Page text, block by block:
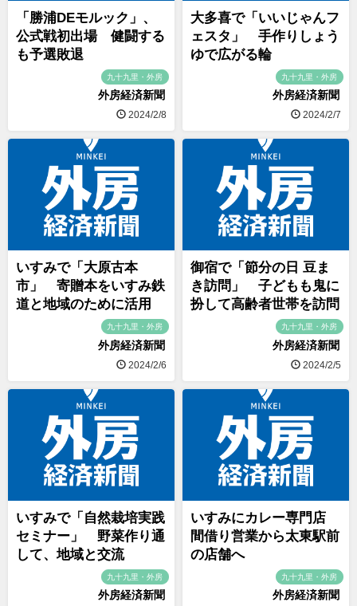
「勝浦DEモルック」、
公式戦初出場 健闘する
も予選敗退
九十九里・外房
外房経済新聞
2024/2/8
大多喜で「いいじゃんフ
ェスタ」 手作りしょう
ゆで広がる輪
九十九里・外房
外房経済新聞
2024/2/7
いすみで「大原古本
市」 寄贈本をいすみ鉄
道と地域のために活用
九十九里・外房
外房経済新聞
2024/2/6
御宿で「節分の日 豆ま
き訪問」 子どもも鬼に
扮して高齢者世帯を訪問
九十九里・外房
外房経済新聞
2024/2/5
いすみで「自然栽培実践
セミナー」 野菜作り通
して、地域と交流
九十九里・外房
外房経済新聞
いすみにカレー専門店
間借り営業から太東駅前
の店舗へ
九十九里・外房
外房経済新聞